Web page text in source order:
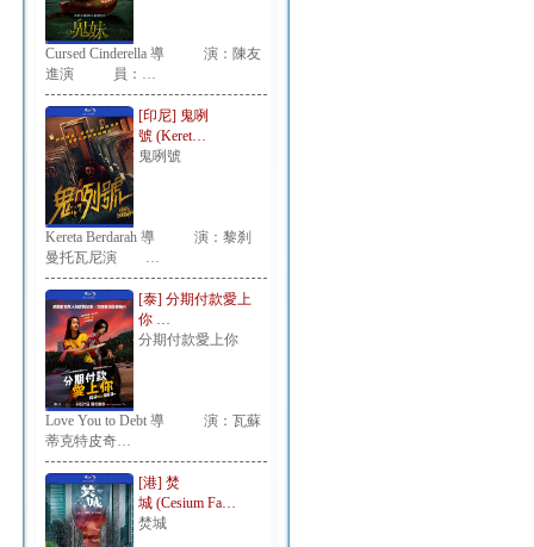
Cursed Cinderella 導 演：陳友
進演 員：…
[印尼] 鬼咧
號 (Keret…
鬼咧號
Kereta Berdarah 導 演：黎刹
曼托瓦尼演 …
[泰] 分期付款愛上
你 …
分期付款愛上你
Love You to Debt 導 演：瓦蘇
蒂克特皮奇…
[港] 焚
城 (Cesium Fa…
焚城